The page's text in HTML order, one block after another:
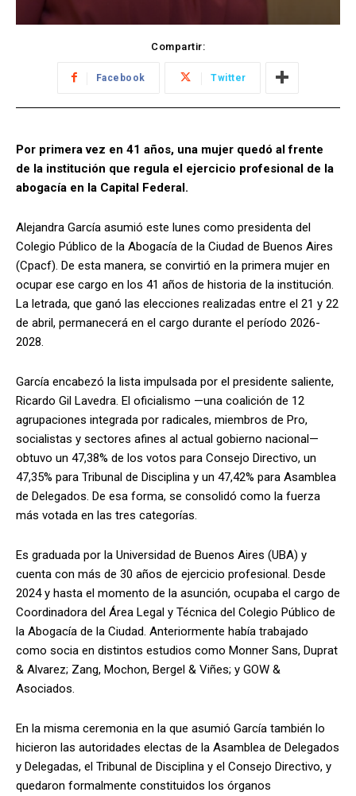
Compartir:
Facebook Twitter
Por primera vez en 41 años, una mujer quedó al frente
de la institución que regula el ejercicio profesional de la
abogacía en la Capital Federal.
Alejandra García asumió este lunes como presidenta del
Colegio Público de la Abogacía de la Ciudad de Buenos Aires
(Cpacf). De esta manera, se convirtió en la primera mujer en
ocupar ese cargo en los 41 años de historia de la institución.
La letrada, que ganó las elecciones realizadas entre el 21 y 22
de abril, permanecerá en el cargo durante el período 2026-
2028.
García encabezó la lista impulsada por el presidente saliente,
Ricardo Gil Lavedra. El oficialismo —una coalición de 12
agrupaciones integrada por radicales, miembros de Pro,
socialistas y sectores afines al actual gobierno nacional—
obtuvo un 47,38% de los votos para Consejo Directivo, un
47,35% para Tribunal de Disciplina y un 47,42% para Asamblea
de Delegados. De esa forma, se consolidó como la fuerza
más votada en las tres categorías.
Es graduada por la Universidad de Buenos Aires (UBA) y
cuenta con más de 30 años de ejercicio profesional. Desde
2024 y hasta el momento de la asunción, ocupaba el cargo de
Coordinadora del Área Legal y Técnica del Colegio Público de
la Abogacía de la Ciudad. Anteriormente había trabajado
como socia en distintos estudios como Monner Sans, Duprat
& Alvarez; Zang, Mochon, Bergel & Viñes; y GOW &
Asociados.
En la misma ceremonia en la que asumió García también lo
hicieron las autoridades electas de la Asamblea de Delegados
y Delegadas, el Tribunal de Disciplina y el Consejo Directivo, y
quedaron formalmente constituidos los órganos